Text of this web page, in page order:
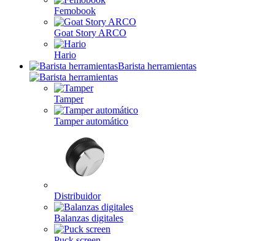
Femobook
Goat Story ARCO
Hario
Barista herramientas
Tamper
Tamper automático
Distribuidor
Balanzas digitales